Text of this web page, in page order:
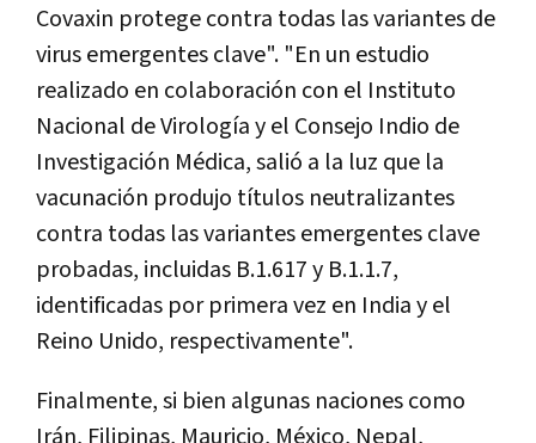
Covaxin protege contra todas las variantes de
virus emergentes clave". "En un estudio
realizado en colaboración con el Instituto
Nacional de Virología y el Consejo Indio de
Investigación Médica, salió a la luz que la
vacunación produjo títulos neutralizantes
contra todas las variantes emergentes clave
probadas, incluidas B.1.617 y B.1.1.7,
identificadas por primera vez en India y el
Reino Unido, respectivamente".
Finalmente, si bien algunas naciones como